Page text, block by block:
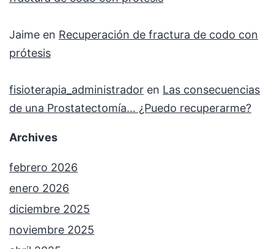
Jaime en Recuperación de fractura de codo con
prótesis
fisioterapia_administrador en Las consecuencias
de una Prostatectomía… ¿Puedo recuperarme?
Archives
febrero 2026
enero 2026
diciembre 2025
noviembre 2025